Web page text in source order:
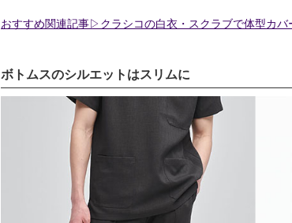
おすすめ関連記事▷クラシコの白衣・スクラブで体型カバ
ボトムスのシルエットはスリムに